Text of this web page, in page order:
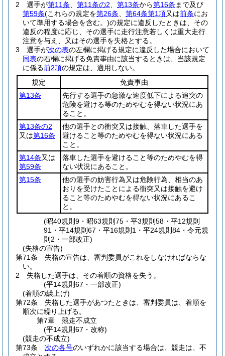
2
選手が第11条 第11条の2 第13条から第16条 まで及び
第59条(これらの規定を第26条 第64条第1項又は前条にお
いて準用する場合を含む。)の規定に違反したときは、その
違反の程度に応じ、その選手に走行注意若しくは重大走行
注意を与え、又はその選手を失格とする。
3
選手が次の表の左欄に掲げる規定に違反した場合において
同表の右欄に掲げる免責事由に該当するときは、当該規定
に係る前2項の規定は、適用しない。
規定
免責事由
第13条
先行する選手の急激な速度低下による追突の
危険を避ける等のためやむを得ない状況にあ
ること。
第13条の2
又は第16条
他の選手との衝突又は接触、落車した選手を
避けること等のためやむを得ない状況にある
こと。
第14条又は
第59条
落車した選手を避けること等のためやむを得
ない状況にあること。
第15条
他の選手の妨害行為又は危険行為、相当のあ
おりを受けたことによる衝突又は接触を避け
ること等のためやむを得ない状況にあるこ
と。
(昭40規則9・昭63規則75・平3規則58・平12規則
91・平14規則67・平16規則1・平24規則84・令元規
則2・一部改正)
(失格の宣告)
第71条
失格の宣告は、審判委員がこれをしなければならな
い。
2
失格した選手は、その着順の資格を失う。
(平14規則67・一部改正)
(着順の繰上げ)
第72条
失格した選手があつたときは、審判委員は、着順を
順次に繰り上げる。
第7章
競走不成立
(平14規則67・改称)
(競走の不成立)
第73条
次の各号のいずれかに該当する場合は、競走は、不